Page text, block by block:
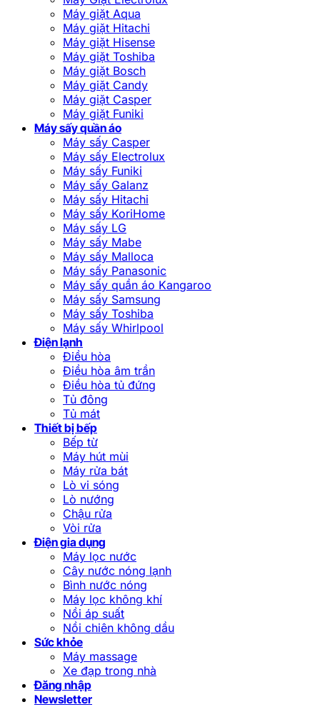
Máy giặt Aqua
Máy giặt Hitachi
Máy giặt Hisense
Máy giặt Toshiba
Máy giặt Bosch
Máy giặt Candy
Máy giặt Casper
Máy giặt Funiki
Máy sấy quần áo
Máy sấy Casper
Máy sấy Electrolux
Máy sấy Funiki
Máy sấy Galanz
Máy sấy Hitachi
Máy sấy KoriHome
Máy sấy LG
Máy sấy Mabe
Máy sấy Malloca
Máy sấy Panasonic
Máy sấy quần áo Kangaroo
Máy sấy Samsung
Máy sấy Toshiba
Máy sấy Whirlpool
Điện lạnh
Điều hòa
Điều hòa âm trần
Điều hòa tủ đứng
Tủ đông
Tủ mát
Thiết bị bếp
Bếp từ
Máy hút mùi
Máy rửa bát
Lò vi sóng
Lò nướng
Chậu rửa
Vòi rửa
Điện gia dụng
Máy lọc nước
Cây nước nóng lạnh
Bình nước nóng
Máy lọc không khí
Nồi áp suất
Nồi chiên không dầu
Sức khỏe
Máy massage
Xe đạp trong nhà
Đăng nhập
Newsletter